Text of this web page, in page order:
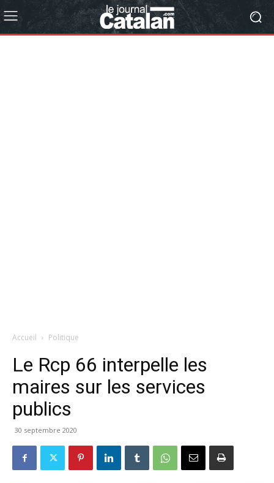
Accueil Politique
Le Rcp 66 interpelle les
maires sur les services
publics
30 septembre 2020